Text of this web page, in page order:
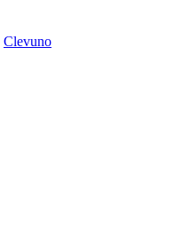
Clevuno